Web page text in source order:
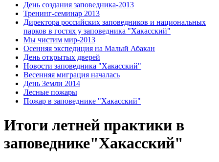
День создания заповедника-2013
Тренинг-семинар 2013
Директора российских заповедников и национальных
парков в гостях у заповедника "Хакасский"
Мы чистим мир-2013
Осенняя экспедиция на Малый Абакан
День открытых дверей
Новости заповедника "Хакасский"
Весенняя миграция началась
День Земли 2014
Лесные пожары
Пожар в заповеднике "Хакасский"
Итоги летней практики в
заповеднике"Хакасский"